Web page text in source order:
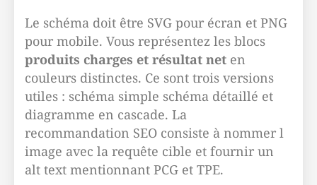
Le schéma doit être SVG pour écran et PNG
pour mobile. Vous représentez les blocs
produits charges et résultat net en
couleurs distinctes. Ce sont trois versions
utiles : schéma simple schéma détaillé et
diagramme en cascade. La
recommandation SEO consiste à nommer l
image avec la requête cible et fournir un
alt text mentionnant PCG et TPE.